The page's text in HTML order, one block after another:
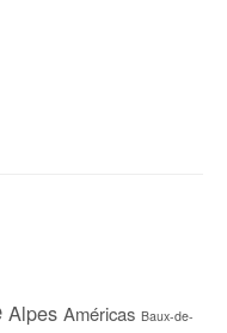
Alpes Américas Baux-de-